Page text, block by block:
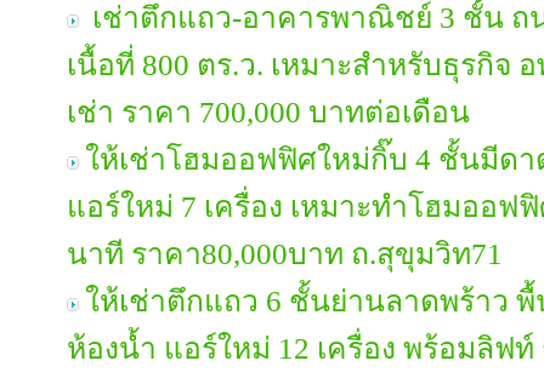
เช่าตึกแถว-อาคารพาณิชย์ 3 ชั้น ถ
เนื้อที่ 800 ตร.ว. เหมาะสำหรับธุรกิจ
เช่า ราคา 700,000 บาทต่อเดือน
ให้เช่าโฮมออฟฟิศใหม่กิ๊บ 4 ชั้นมีด
แอร์ใหม่ 7 เครื่อง เหมาะทำโฮมออฟ
นาที ราคา80,000บาท ถ.สุขุมวิท71
ให้เช่าตึกแถว 6 ชั้นย่านลาดพร้าว พื้
ห้องน้ำ แอร์ใหม่ 12 เครื่อง พร้อมลิฟท์